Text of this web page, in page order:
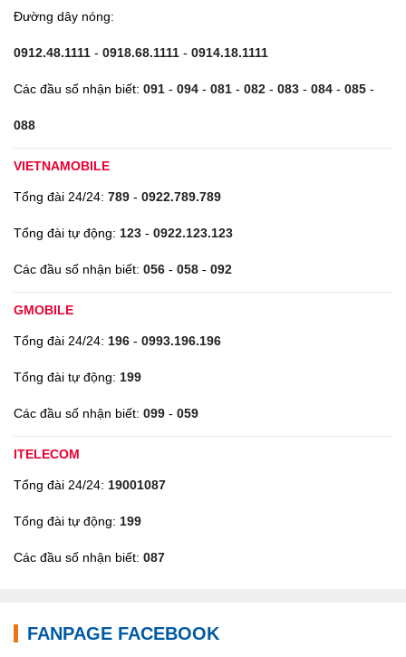
Đường dây nóng:
0912.48.1111 - 0918.68.1111 - 0914.18.1111
Các đầu số nhận biết: 091 - 094 - 081 - 082 - 083 - 084 - 085 -
088
VIETNAMOBILE
Tổng đài 24/24: 789 - 0922.789.789
Tổng đài tự động: 123 - 0922.123.123
Các đầu số nhận biết: 056 - 058 - 092
GMOBILE
Tổng đài 24/24: 196 - 0993.196.196
Tổng đài tự động: 199
Các đầu số nhận biết: 099 - 059
ITELECOM
Tổng đài 24/24: 19001087
Tổng đài tự động: 199
Các đầu số nhận biết: 087
FANPAGE FACEBOOK